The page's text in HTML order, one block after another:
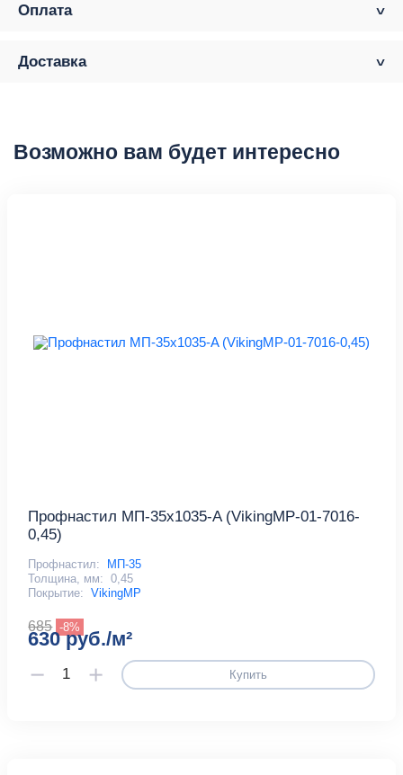
Оплата
Доставка
Возможно вам будет интересно
Профнастил МП-35x1035-A (VikingMP-01-7016-
0,45)
Профнастил:
МП-35
Толщина, мм: 0,45
Покрытие: VikingMP
685 -8%
630 руб./м²
Купить